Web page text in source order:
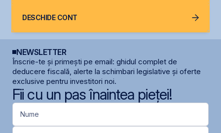
DESCHIDE CONT
NEWSLETTER
Înscrie-te și primești pe email: ghidul complet de
deducere fiscală, alerte la schimbari legislative și oferte
exclusive pentru investitori noi.
Fii cu un pas înaintea pieței!
Nume